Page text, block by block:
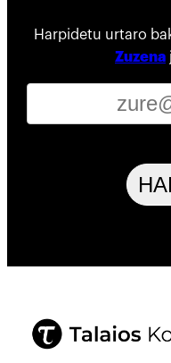
Harpidetu urtaro
Zuzena